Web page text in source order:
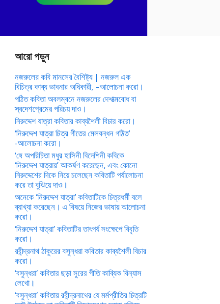
আরো পড়ুন
নজরুলের কবি মানসের বৈশিষ্ট্য | নজরুল এক
বিচিত্র কাব্য ভাবনার অধিকারী, –আলোচনা করো।
পঠিত কবিতা অবলম্বনে নজরুলের দেশাত্মবোধ বা
স্বদেশপ্রেমের পরিচয় দাও।
নিরুদ্দেশ যাত্রা কবিতার কাব্যশৈলী বিচার করো।
‘নিরুদ্দেশ যাত্রা চিত্র গীতের মেলবন্ধন গঠিত’
-আলোচনা করো।
‘ষে অপরিচিতা মধুর হাসিনী বিদেশিনী কবিকে
‘নিরুদ্দেশ যাত্রায়’ আকর্ষণ করেছেন, এবং কোনো
নিরুদ্দেশের দিকে নিয়ে চলেছেন কবিতাটি পর্যালোচনা
করে তা বুঝিয়ে দাও।
অনেকে ‘নিরুদ্দেশ যাত্রা’ কবিতাটিকে চিত্রধর্মী বলে
ব্যাখ্যা করেছেন। এ বিষয়ে নিজের ভাষায় আলোচনা
করো।
‘নিরুদ্দেশ যাত্রা’ কবিতাটির তাৎপর্য সংক্ষেপে বিবৃতি
করো।
রবীন্দ্রনাথ ঠাকুরের বসুন্ধরা কবিতার কাব্যশৈলী বিচার
করো।
‘বসুন্ধরা’ কবিতার ছড়া সুরের গীতি কাব্যিক বিন্যাস
লেখো।
‘বসুন্ধরা’ কবিতায় রবীন্দ্রনাথের যে মর্মপ্রীতির চিত্রটি